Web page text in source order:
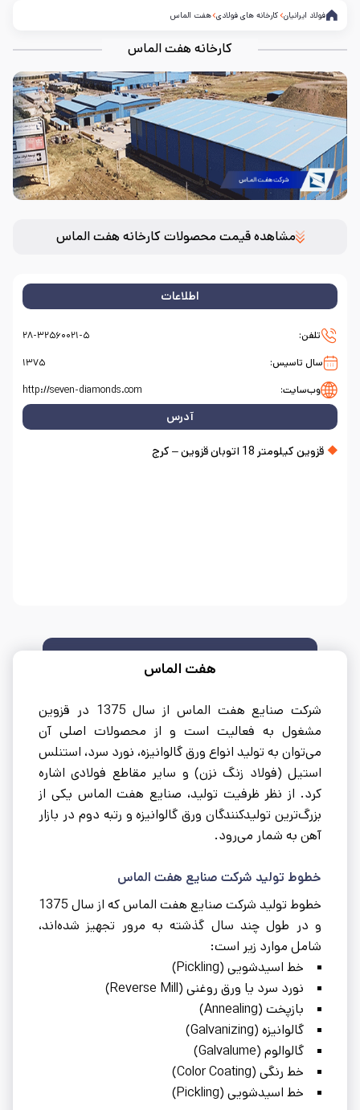
فولاد ایرانیان کارخانه های فولادی هفت الماس
کارخانه هفت الماس
مشاهده قیمت محصولات کارخانه هفت الماس
اطلاعات
تلفن:
۲۸-۳۲۵۶۰۰۲۱-۵
سال تاسیس:
۱۳۷۵
وب‌سایت:
http://seven-diamonds.com
آدرس
قزوین کیلومتر 18 اتوبان قزوین – کرج
هفت الماس
شرکت صنایع هفت الماس از سال 1375 در قزوین
مشغول به فعالیت است و از محصولات اصلی آن
می‌توان به تولید انواع ورق گالوانيزه، نورد سرد، استنلس
استيل (فولاد زنگ نزن) و ساير مقاطع فولادی اشاره
کرد. از نظر ظرفیت تولید، صنایع هفت الماس یکی از
بزرگ‌ترین تولیدکنندگان ورق گالوانیزه و رتبه دوم در بازار
آهن به شمار می‌رود.
خطوط تولید شرکت صنایع هفت الماس
خطوط تولید شرکت صنایع هفت الماس که از سال 1375
و در طول چند سال گذشته به مرور تجهیز شده‌اند،
شامل موارد زیر است:
خط اسیدشویی (Pickling)
نورد سرد یا ورق روغنی (Reverse Mill)
بازپخت (Annealing)
گالوانیزه (Galvanizing)
گالوالوم (Galvalume)
خط رنگی (Color Coating)
خط اسیدشویی (Pickling)